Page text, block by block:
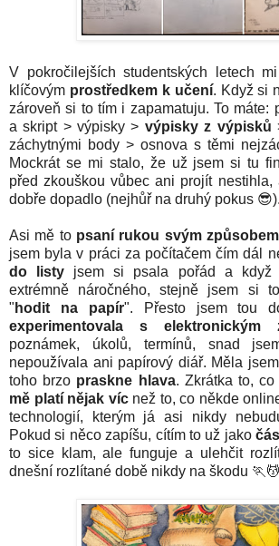
V pokročilejších studentských letech
klíčovým prostředkem k učení. Když si
zároveň si to tím i zapamatuju. To máte:
a skript > výpisky > výpisky z výpisků
záchytnými body > osnova s těmi
Mockrát se mi stalo, že už jsem si tu
před zkouškou vůbec ani projít
dobře dopadlo (nejhůř na druhý pokus 😎).
Asi mě to psaní rukou svým
jsem byla v práci za počítačem čím dál
do listy jsem si psala pořád a když
extrémně náročného, stejně jsem si
" hodit na papír". Přesto jsem tou
experimentovala s elektronickým
poznámek, úkolů, termínů, snad
nepoužívala ani papírový diář. Měla
toho brzo praskne hlava. Zkrátka to, co
mě platí nějak vícnež to, co někde
technologií, kterým já asi nikdy
Pokud si něco zapíšu, cítím to už jako
to sice klam, ale funguje a ulehčit
dnešní rozlítané době nikdy na škodu